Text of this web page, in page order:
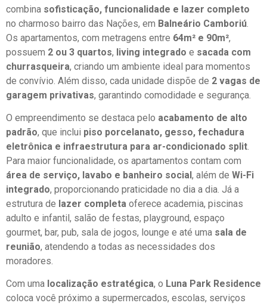
combina sofisticação, funcionalidade e lazer completo
no charmoso bairro das Nações, em Balneário Camboriú
Os apartamentos, com metragens entre 64m² e 90m²,
possuem 2 ou 3 quartos, living integrado e sacada com
churrasqueira, criando um ambiente ideal para momentos
de convívio. Além disso, cada unidade dispõe de 2 vagas de
garagem privativas, garantindo comodidade e segurança.
O empreendimento se destaca pelo acabamento de alto
padrão, que inclui piso porcelanato, gesso, fechadura
eletrônica e infraestrutura para ar-condicionado split.
Para maior funcionalidade, os apartamentos contam com
área de serviço, lavabo e banheiro social, além de Wi-Fi
integrado, proporcionando praticidade no dia a dia. Já a
estrutura de lazer completa oferece academia, piscinas
adulto e infantil, salão de festas, playground, espaço
gourmet, bar, pub, sala de jogos, lounge e até uma sala de
reunião, atendendo a todas as necessidades dos
moradores.
Com uma localização estratégica, o Luna Park Residence
coloca você próximo a supermercados, escolas, serviços